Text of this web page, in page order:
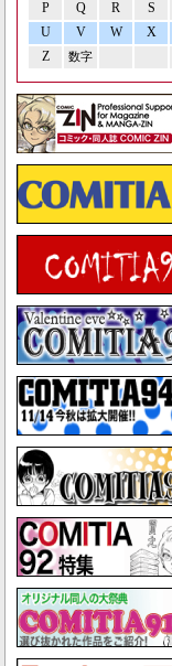
P Q R S
U
V W X
Z
数字